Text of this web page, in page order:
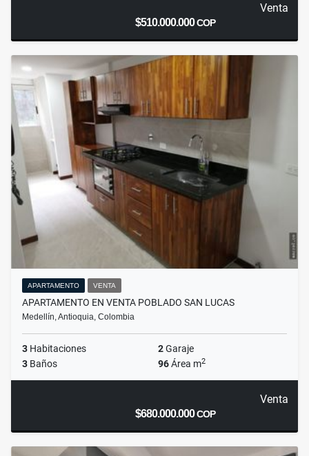
Venta
$510.000.000COP
APARTAMENTO VENTA
APARTAMENTO EN VENTA POBLADO SAN LUCAS
Medellín, Antioquia, Colombia
3 Habitaciones 2Garaje
3 Baños 96Área m2
Venta
$680.000.000COP